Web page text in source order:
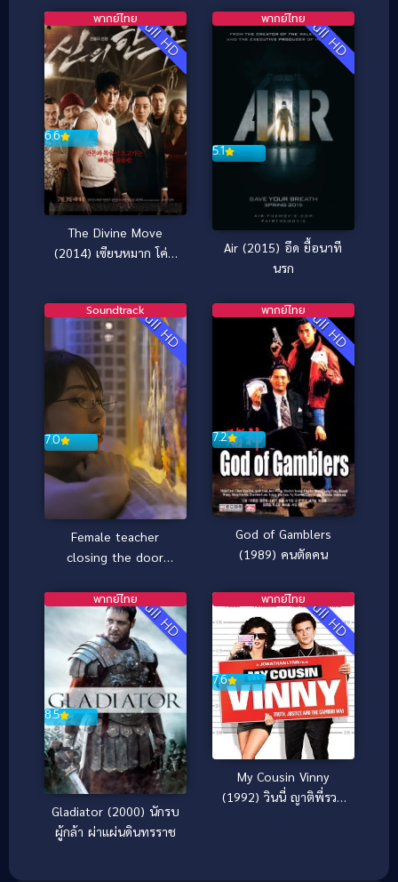
Full HD
6.6
พากย์ไทย
The Divine Move
(2014) เซียนหมาก โค่น
Full HD
5.1
พากย์ไทย
Air (2015) อึด ยื้อนาที
นรก
Full HD
7.0
Soundtrack
Female teacher
closing the door
Full HD
7.2
พากย์ไทย
God of Gamblers
(1989) คนตัดคน
Full HD
8.5
พากย์ไทย
Gladiator (2000) นักรบ
ผู้กล้า ผ่าแผ่นดินทรราช
Full HD
7.6
พากย์ไทย
My Cousin Vinny
(1992) วินนี่ ญาติพี่รวม